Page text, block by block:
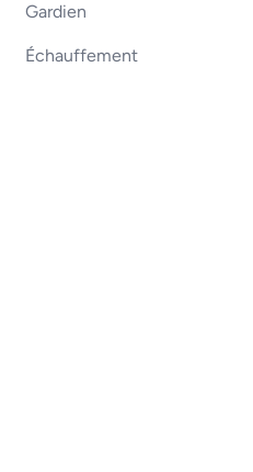
Gardien
Échauffement